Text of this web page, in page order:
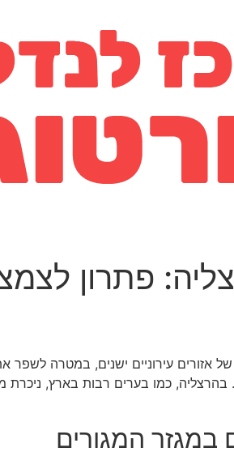
פתרון
עירוניים ישנים, במטרה לשפר
בהרצליה, כמו בערים רבות בארץ,
המגורים